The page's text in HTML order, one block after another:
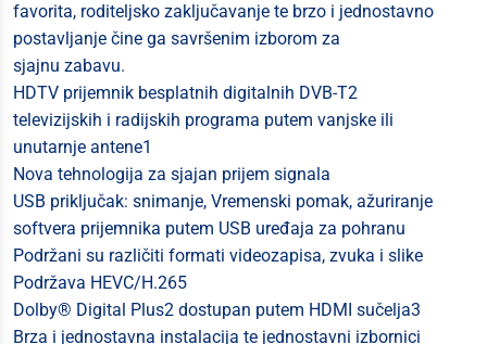
favorita, roditeljsko zaključavanje te brzo i jednostavno
postavljanje čine ga savršenim izborom za
sjajnu zabavu.
HDTV prijemnik besplatnih digitalnih DVB-T2
televizijskih i radijskih programa putem vanjske ili
unutarnje antene1
Nova tehnologija za sjajan prijem signala
USB priključak: snimanje, Vremenski pomak, ažuriranje
softvera prijemnika putem USB uređaja za pohranu
Podržani su različiti formati videozapisa, zvuka i slike
Podržava HEVC/H.265
Dolby® Digital Plus2 dostupan putem HDMI sučelja3
Brza i jednostavna instalacija te jednostavni izbornici